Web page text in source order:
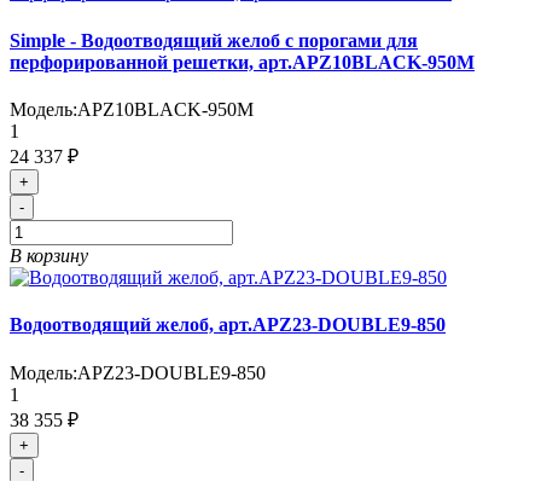
Simple - Водоотводящий желоб с порогами для
перфорированной решетки, арт.APZ10BLACK-950M
Модель:APZ10BLACK-950M
1
24 337 ₽
+
-
В корзину
Водоотводящий желоб, арт.APZ23-DOUBLE9-850
Модель:APZ23-DOUBLE9-850
1
38 355 ₽
+
-